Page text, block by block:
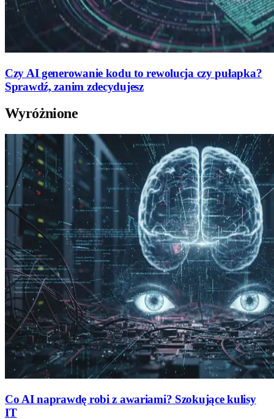
Czy AI generowanie kodu to rewolucja czy pułapka?
Sprawdź, zanim zdecydujesz
Wyróżnione
Co AI naprawdę robi z awariami? Szokujące kulisy
IT